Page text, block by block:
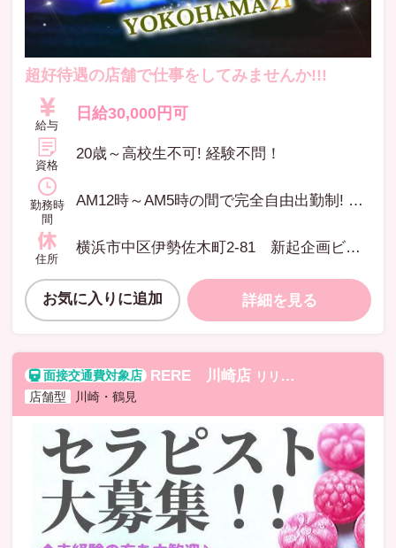
超好待遇の店舗で仕事をしてみませんか!!!
給与
日給30,000円可
資格
20歳～高校生不可! 経験不問！
勤務時
間
AM12時～AM5時の間で完全自由出勤制! 短時間でも、長時間でも貴女のご都合でOKです。
住所
横浜市中区伊勢佐木町2-81 新起企画ビル4階A
お気に入りに追加 詳細を見る
RERE 川崎店 リリカワサキテン
店舗型
川崎・鶴見